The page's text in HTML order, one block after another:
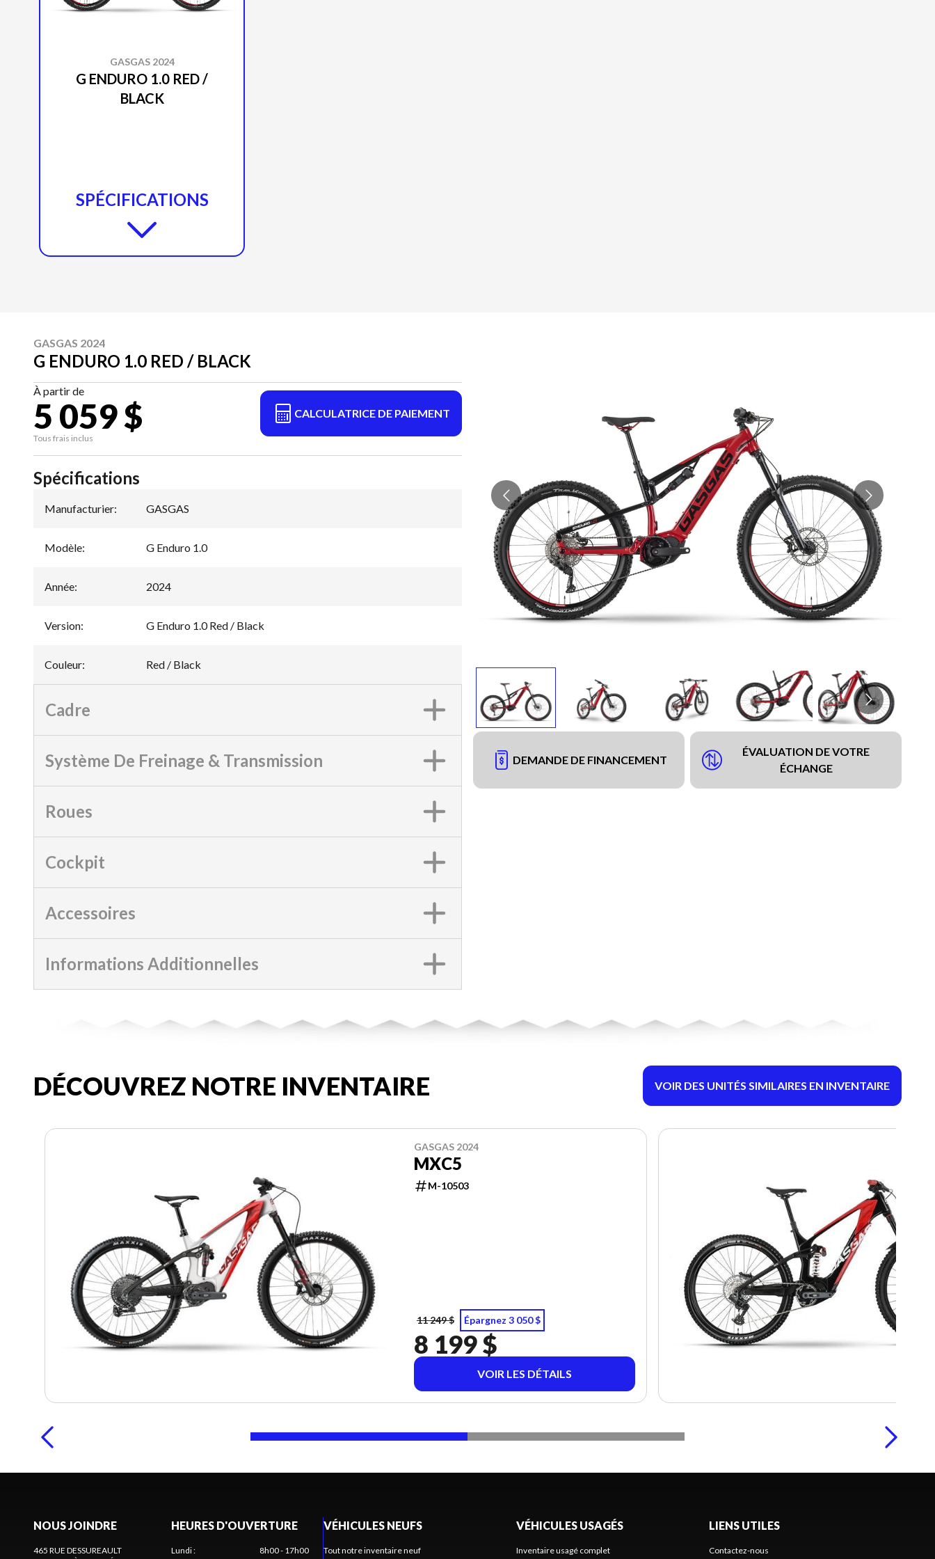
GASGAS 2024
G ENDURO 1.0 RED /
BLACK
SPÉCIFICATIONS
GASGAS 2024
G ENDURO 1.0 RED / BLACK
À partir de
5 059 $
Tous frais inclus
CALCULATRICE DE PAIEMENT
DEMANDE DE FINANCEMENT
ÉVALUATION DE VOTRE
ÉCHANGE
Spécifications
Manufacturier: GASGAS
Modèle: G Enduro 1.0
Année: 2024
Version: G Enduro 1.0 Red / Black
Couleur: Red / Black
Cadre
Système De Freinage & Transmission
Roues
Cockpit
Accessoires
Informations Additionnelles
DÉCOUVREZ NOTRE INVENTAIRE VOIR DES UNITÉS SIMILAIRES EN INVENTAIRE
GASGAS 2024
MXC5
M-10503
11 249 $ Épargnez 3 050 $
8 199 $
VOIR LES DÉTAILS
NOUS JOINDRE
465 RUE DESSUREAULT
HEURES D'OUVERTURE
Lundi: 8h00 - 17h00
VÉHICULES NEUFS
Tout notre inventaire neuf
VÉHICULES USAGÉS
Inventaire usagé complet
LIENS UTILES
Contactez-nous